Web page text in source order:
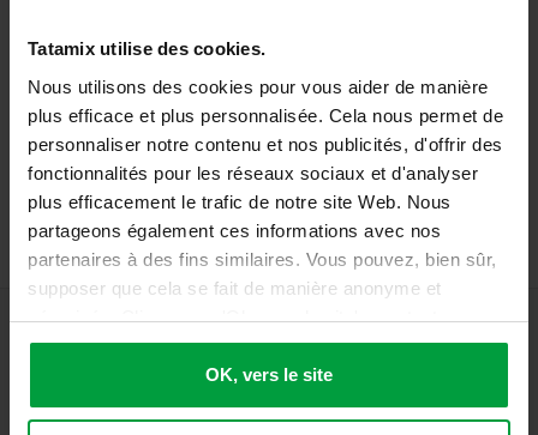
Tatamix utilise des cookies.
Nous utilisons des cookies pour vous aider de manière
plus efficace et plus personnalisée. Cela nous permet de
personnaliser notre contenu et nos publicités, d'offrir des
fonctionnalités pour les réseaux sociaux et d'analyser
plus efficacement le trafic de notre site Web. Nous
partageons également ces informations avec nos
partenaires à des fins similaires. Vous pouvez, bien sûr,
supposer que cela se fait de manière anonyme et
sécurisée. Cliquez sur 'Ok, vers le site' pour tout
accepter ou ajustez manuellement vos préférences.
OK, vers le site
19,00€
22,80 TTC
Détails